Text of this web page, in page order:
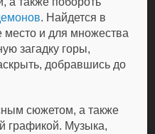
. Найдется в
и для множества
загадку горы,
добравшись до
сюжетом, а также
графикой. Музыка,